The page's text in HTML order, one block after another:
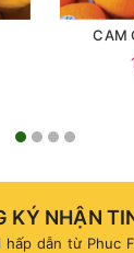
CAM
KÝ NHẬN
hấp dẫn từ Phuc